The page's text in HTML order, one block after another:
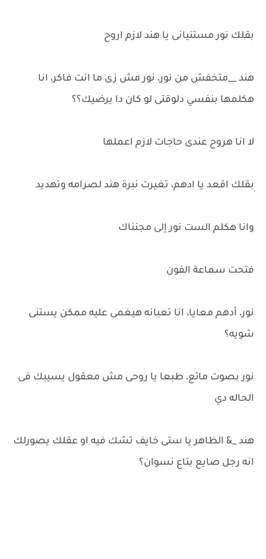
بقلك نور مستنيانى يا هند لازم اروح
هند __متخفش من نور، نور مش زى ما انت فاكر، انا
هكلمها بنفسي دلوقتى لو كان دا يرضيك؟؟
لا انا هروح عندى حاجات لازم اعملها
بقلك اقعد يا ادهم، تغيرت نبرة هند لصرامه وتهديد
وانا هكلم الست نور إلى مجنناك
فتحت سماعة الفون
نور، أدهم معايا، انا تعبانه هيغمى عليه ممكن يستنى
شويه؟
نور بصوت مائع، طبعا يا روحى مش معقول يسيبك فى
الحاله دي
هند _& الظاهر يا ستى خايف تشك فيه او عقلك يصورلك
انه رجل صايع بتاع نسوان؟